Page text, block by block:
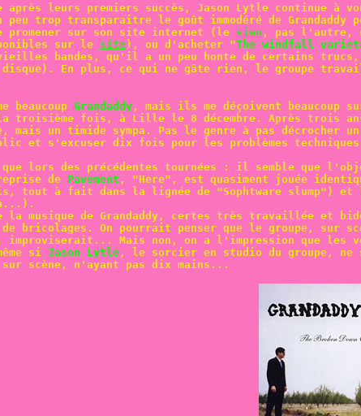
après leurs premiers succès, Jason Lytle continue à
trop transparaitre le goût immodéré de
sur son site internet (le sien , pas l'autre,
sur le site), ou d'acheter "The windfall
vieilles bandes, qu'il a un peu honte de certains
En plus, ce qui ne gâte rien, le groupe
beaucoup Grandaddy , mais ils me déçoivent beaucoup
troisième fois, à Lille le 8 décembre. Après trois
mais un timide sympa. Pas le genre à pas
et s'excuser dix fois pour les problèmes
que lors des précédentes tournées : il semble que
de Pavement , "Here", est quasiment jouée
tout à fait dans la lignée de "Sophtware slump")
la musique de Grandaddy, certes très travaillée et
bricolages. On pourrait penser que le groupe, sur
improviserait... Mais non, on a l'impression que les
si Jason Lytle , le sorcier en studio du groupe, ne
scène, n'ayant pas dix mains...